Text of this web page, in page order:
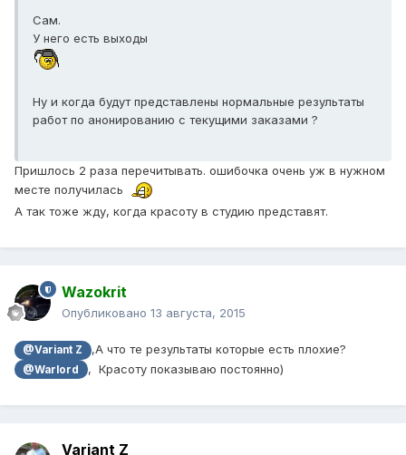
Сам.
У него есть выходы
Ну и когда будут представлены нормальные результаты
работ по анонированию с текущими заказами ?
Пришлось 2 раза перечитывать. ошибочка очень уж в нужном
месте получилась
А так тоже жду, когда красоту в студию представят.
Wazokrit
Опубликовано 13 августа, 2015
@Variant Z ,А что те результаты которые есть плохие?
@Warlord , Красоту показываю постоянно)
Variant Z